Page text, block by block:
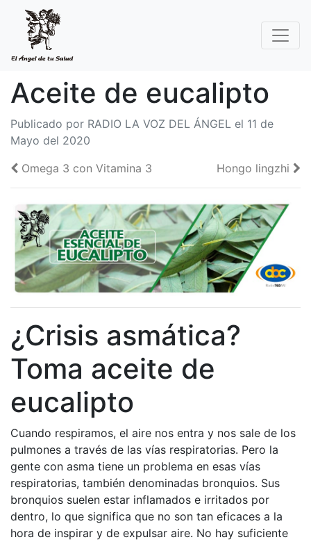
Aceite de eucalipto
Publicado por RADIO LA VOZ DEL ÁNGEL el 11 de
Mayo del 2020
Omega 3 con Vitamina 3
Hongo lingzhi
¿Crisis asmática?
Toma aceite de
eucalipto
Cuando respiramos, el aire nos entra y nos sale de los
pulmones a través de las vías respiratorias. Pero la
gente con asma tiene un problema en esas vías
respiratorias, también denominadas bronquios. Sus
bronquios suelen estar inflamados e irritados por
dentro, lo que significa que no son tan eficaces a la
hora de inspirar y de expulsar aire. No hay suficiente